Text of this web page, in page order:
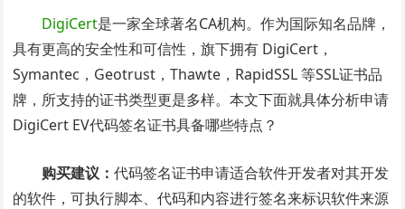
DigiCert是一家全球著名CA机构。作为国际知名品牌，
具有更高的安全性和可信性，旗下拥有 DigiCert，
Symantec，Geotrust，Thawte，RapidSSL 等SSL证书品
牌，所支持的证书类型更是多样。本文下面就具体分析申请
DigiCert EV代码签名证书具备哪些特点？
购买建议：代码签名证书申请适合软件开发者对其开发
的软件，可执行脚本、代码和内容进行签名来标识软件来源